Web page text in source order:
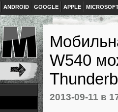
ANDROID GOOGLE APPLE
W540
2013-09-11 в